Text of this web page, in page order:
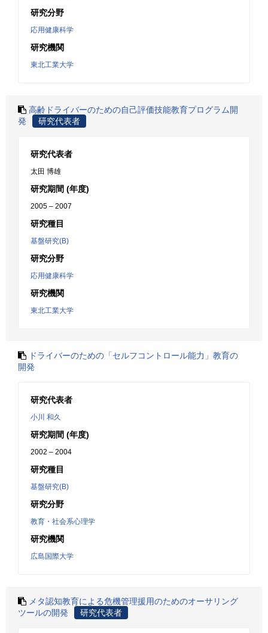
研究分野
応用健康科学
研究機関
東北工業大学
高齢ドライバーのための自己評価技能教育プログラム開
発
研究代表者
研究代表者
太田 博雄
研究期間 (年度)
2005 – 2007
研究種目
基盤研究(B)
研究分野
応用健康科学
研究機関
東北工業大学
ドライバーのための「セルフコントロール能力」教育の
開発
研究代表者
小川 和久
研究期間 (年度)
2002 – 2004
研究種目
基盤研究(B)
研究分野
教育・社会系心理学
研究機関
広島国際大学
メタ認知教育による危機管理援用のためのオーサリング
ツールの開発
研究代表者